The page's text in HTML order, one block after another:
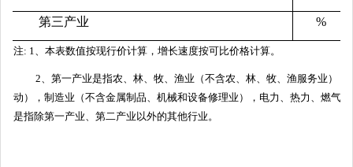
第三产业 %
注: 1、本表数值按现行价计算，增长速度按可比价格计算。
2、第一产业是指农、林、牧、渔业（不含农、林、牧、渔服务业）；
动），制造业（不含金属制品、机械和设备修理业），电力、热力、燃气
是指除第一产业、第二产业以外的其他行业。